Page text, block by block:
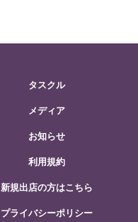
タスクル
メディア
お知らせ
利用規約
新規出店の方はこちら
プライバシーポリシー